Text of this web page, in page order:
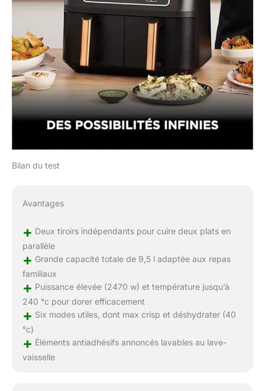
Bilan du test
Avantages
+ Deux tiroirs indépendants pour cuire deux plats en
parallèle
+ Grande capacité totale de 9,5 l adaptée aux repas
familiaux
+ Puissance élevée (2470 w) et température jusqu’à
240 °c pour dorer efficacement
+ Six modes utiles, dont max crisp et déshydrater (40
°c)
+ Éléments antiadhésifs annoncés lavables au lave-
vaisselle